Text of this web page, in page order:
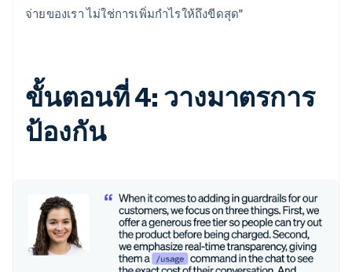
จ่ายของเรา ไม่ใช่การเพิ่มกำไรให้ถึงขีดสุด"
ขั้นตอนที่ 4: วางมาตรการ
ป้องกัน